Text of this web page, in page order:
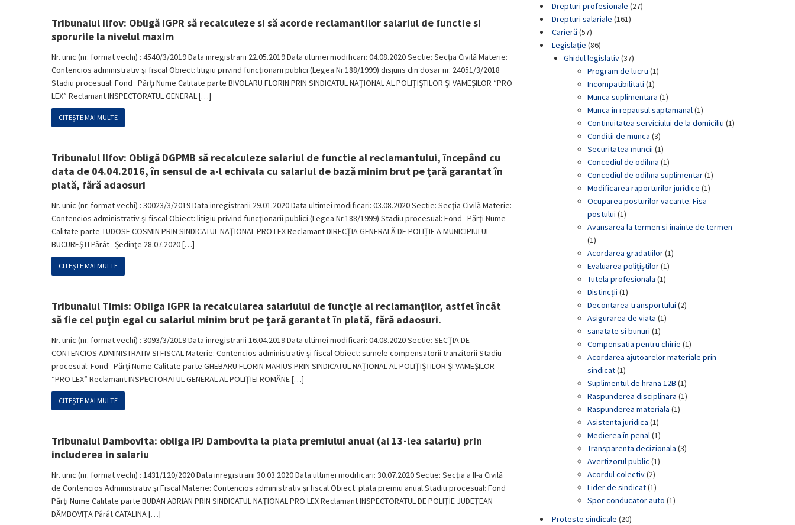
Tribunalul Ilfov: Obligă IGPR să recalculeze si să acorde reclamantilor salariul de functie si
sporurile la nivelul maxim
Nr. unic (nr. format vechi) : 4540/3/2019 Data inregistrarii 22.05.2019 Data ultimei modificari: 04.08.2020 Sectie: Secţia Civilă Materie:
Contencios administrativ şi fiscal Obiect: litigiu privind funcţionarii publici (Legea Nr.188/1999) disjuns din dosar nr. 24051/3/2018
Stadiu procesual: Fond Părţi Nume Calitate parte BIVOLARU FLORIN PRIN SINDICATUL NAŢIONAL AL POLIŢIŞTILOR ŞI VAMEŞILOR “PRO
LEX” Reclamant INSPECTORATUL GENERAL […]
CITEȘTE MAI MULTE
Tribunalul Ilfov: Obligă DGPMB să recalculeze salariul de functie al reclamantului, începând cu
data de 04.04.2016, în sensul de a-l echivala cu salariul de bază minim brut pe ţară garantat în
plată, fără adaosuri
Nr. unic (nr. format vechi) : 30023/3/2019 Data inregistrarii 29.01.2020 Data ultimei modificari: 03.08.2020 Sectie: Secţia Civilă Materie:
Contencios administrativ şi fiscal Obiect: litigiu privind funcţionarii publici (Legea Nr.188/1999) Stadiu procesual: Fond Părţi Nume
Calitate parte TUDOSE COSMIN PRIN SINDICATUL NAŢIONAL PRO LEX Reclamant DIRECŢIA GENERALĂ DE POLIŢIE A MUNICIPIULUI
BUCUREŞTI Pârât Şedinţe 28.07.2020 […]
CITEȘTE MAI MULTE
Tribunalul Timis: Obliga IGPR la recalcularea salariului de funcţie al reclamanţilor, astfel încât
să fie cel puţin egal cu salariul minim brut pe ţară garantat în plată, fără adaosuri.
Nr. unic (nr. format vechi) : 3093/3/2019 Data inregistrarii 16.04.2019 Data ultimei modificari: 04.08.2020 Sectie: SECŢIA DE
CONTENCIOS ADMINISTRATIV SI FISCAL Materie: Contencios administrativ şi fiscal Obiect: sumele compensatorii tranzitorii Stadiu
procesual: Fond Părţi Nume Calitate parte GHEBARU FLORIN MARIUS PRIN SINDICATUL NAŢIONAL AL POLIŢIŞTILOR ŞI VAMEŞILOR
“PRO LEX” Reclamant INSPECTORATUL GENERAL AL POLIŢIEI ROMÂNE […]
CITEȘTE MAI MULTE
Tribunalul Dambovita: obliga IPJ Dambovita la plata premiului anual (al 13-lea salariu) prin
includerea in salariu
Nr. unic (nr. format vechi) : 1431/120/2020 Data inregistrarii 30.03.2020 Data ultimei modificari: 30.07.2020 Sectie: Secţia a II-a Civilă
de Contencios Administrativ şi Fiscal Materie: Contencios administrativ şi fiscal Obiect: plata premiu anual Stadiu procesual: Fond
Părţi Nume Calitate parte BUDAN ADRIAN PRIN SINDICATUL NAŢIONAL PRO LEX Reclamant INSPECTORATUL DE POLIŢIE JUDEŢEAN
DÂMBOVIŢA Pârât CATALINA […]
Drepturi profesionale (27)
Drepturi salariale (161)
Carieră (57)
Legislație (86)
Ghidul legislativ(37)
Program de lucru (1)
Incompatibilitati (1)
Munca suplimentara (1)
Munca in repausul saptamanal(1)
Continuitatea serviciului de la domiciliu (1)
Conditii de munca (3)
Securitatea muncii (1)
Concediul de odihna (1)
Concediul de odihna suplimentar(1)
Modificarea raporturilor juridice (1)
Ocuparea posturilor vacante. Fisa
postului (1)
Avansarea la termen si inainte de termen
(1)
Acordarea gradatiilor(1)
Evaluarea polițiștilor(1)
Tutela profesionala (1)
Distincții (1)
Decontarea transportului (2)
Asigurarea de viata (1)
sanatate si bunuri (1)
Compensatia pentru chirie (1)
Acordarea ajutoarelor materiale prin
sindicat(1)
Suplimentul de hrana 12B (1)
Raspunderea disciplinara (1)
Raspunderea materiala (1)
Asistenta juridica (1)
Medierea în penal(1)
Transparenta decizionala (3)
Avertizorul public (1)
Acordul colectiv(2)
Lider de sindicat(1)
Spor conducator auto (1)
Proteste sindicale (20)